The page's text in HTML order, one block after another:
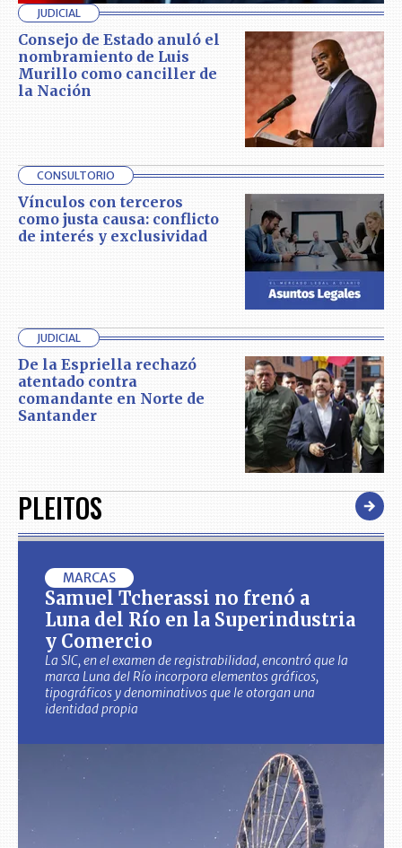
JUDICIAL
Consejo de Estado anuló el
nombramiento de Luis
Murillo como canciller de
la Nación
CONSULTORIO
Vínculos con terceros
como justa causa: conflicto
de interés y exclusividad
JUDICIAL
De la Espriella rechazó
atentado contra
comandante en Norte de
Santander
PLEITOS
MARCAS
Samuel Tcherassi no frenó a
Luna del Río en la Superindustria
y Comercio
La SIC, en el examen de registrabilidad, encontró que la
marca Luna del Río incorpora elementos gráficos,
tipográficos y denominativos que le otorgan una
identidad propia